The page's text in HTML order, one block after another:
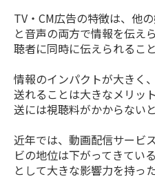
TV・CM広告の特徴は、他
と音声の両方で情報を伝え
聴者に同時に伝えられること
情報のインパクトが大きく
送れることは大きなメリッ
送には視聴料がかからない
近年では、動画配信サービ
ビの地位は下がってきてい
として大きな影響力を持っ